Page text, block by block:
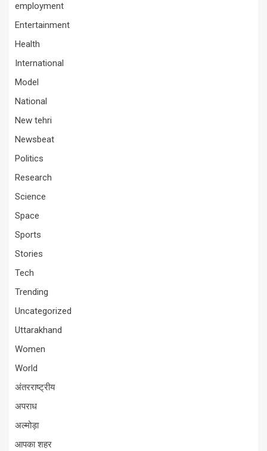
employment
Entertainment
Health
International
Model
National
New tehri
Newsbeat
Politics
Research
Science
Space
Sports
Stories
Tech
Trending
Uncategorized
Uttarakhand
Women
World
अंतरराष्ट्रीय
अपराध
अल्मोड़ा
आपका शहर